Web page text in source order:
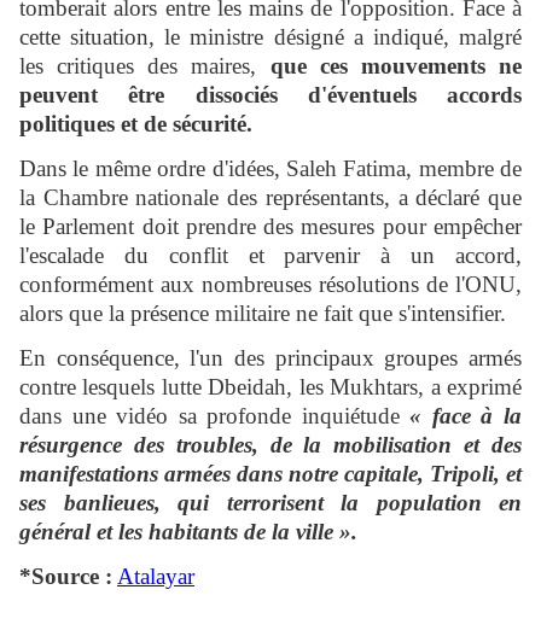
tomberait alors entre les mains de l'opposition. Face à
cette situation, le ministre désigné a indiqué, malgré
les critiques des maires, que ces mouvements ne
peuvent être dissociés d'éventuels accords
politiques et de sécurité.
Dans le même ordre d'idées, Saleh Fatima, membre de
la Chambre nationale des représentants, a déclaré que
le Parlement doit prendre des mesures pour empêcher
l'escalade du conflit et parvenir à un accord,
conformément aux nombreuses résolutions de l'ONU,
alors que la présence militaire ne fait que s'intensifier.
En conséquence, l'un des principaux groupes armés
contre lesquels lutte Dbeidah, les Mukhtars, a exprimé
dans une vidéo sa profonde inquiétude« face à la
résurgence des troubles, de la mobilisation et des
manifestations armées dans notre capitale, Tripoli, et
ses banlieues, qui terrorisent la population en
général et les habitants de la ville ».
*Source : Atalayar